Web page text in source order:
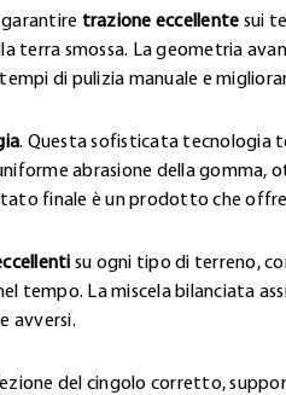
trazione eccellente sui
terra smossa. La geometria
di pulizia manuale e
. Questa sofisticata tecnologia
abrasione della gomma,
finale è un prodotto che offre
su ogni tipo di terreno,
La miscela bilanciata
avversi.
del cingolo corretto,